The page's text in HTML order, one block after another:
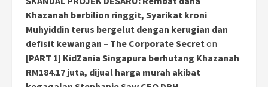
Khazanah berbilion ringgit, Syarikat kroni
Muhyiddin terus bergelut dengan kerugian dan
defisit kewangan – The Corporate Secret on
[PART 1] KidZania Singapura berhutang Khazanah
RM184.17 juta, dijual harga murah akibat